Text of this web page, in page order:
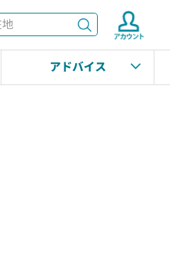
検索
アドバイス